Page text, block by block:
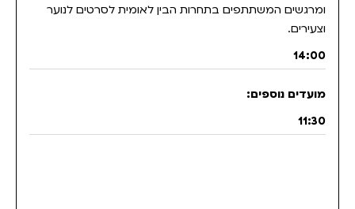
ומרגשים המשתתפים בתחרות הבין לאומית לסרטים לנוער
וצעירים.
14:00
11:30